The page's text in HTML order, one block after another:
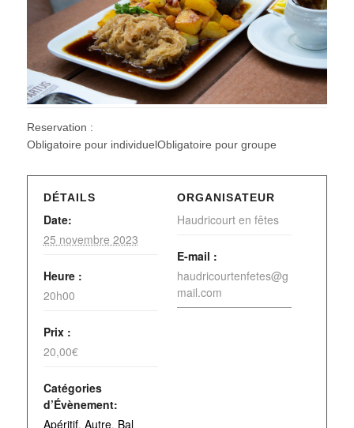
Reservation :
Obligatoire pour individuelObligatoire pour groupe
DÉTAILS
Date:
25 novembre 2023
Heure :
20h00
Prix :
20,00€
Catégories
d’Évènement:
Apéritif, Autre, Bal
ORGANISATEUR
Haudricourt en fêtes
E-mail :
haudricourtenfetes@g
mail.com